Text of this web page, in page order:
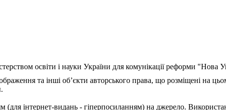
освіти і науки України для комунікації реформи "Нова
та інші об’єкти авторського права, що розміщені на
(для інтернет-видань - гіперпосиланням) на джерело.